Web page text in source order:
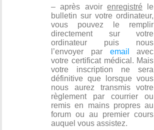
– après avoirenregistré le
bulletin sur votre ordinateur,
vous pouvez le remplir
directement sur votre
ordinateur puis nous
l’envoyer par email
avec
votre certificat médical. Mais
votre inscription ne sera
définitive que lorsque vous
nous aurez transmis votre
règlement par courrier ou
remis en mains propres au
forum ou au premier cours
auquel vous assistez.